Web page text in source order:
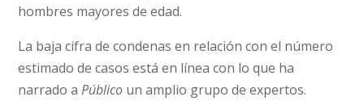
hombres mayores de edad.
La baja cifra de condenas en relación con el número
estimado de casos está en línea con lo que ha
narrado aPúblico un amplio grupo de expertos.